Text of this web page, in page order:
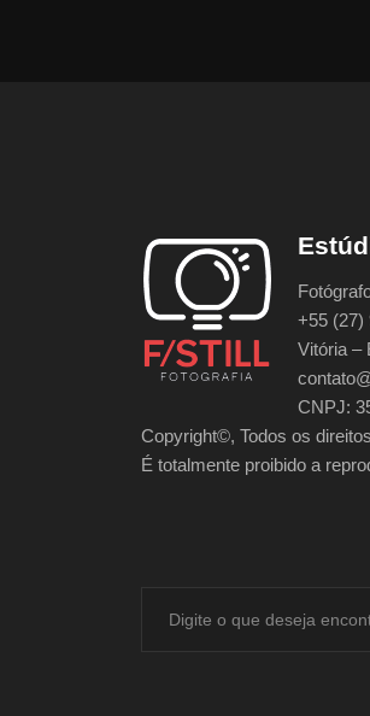
+55 (27)
Vitória –
CNPJ:
Copyright©, Todos os
É totalmente proibido a